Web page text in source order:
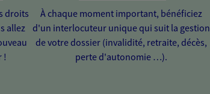
droits
allez
!
À chaque moment important, bénéficiez
d'un interlocuteur unique qui suit la gestion
de votre dossier (invalidité, retraite, décès,
perte d'autonomie …).